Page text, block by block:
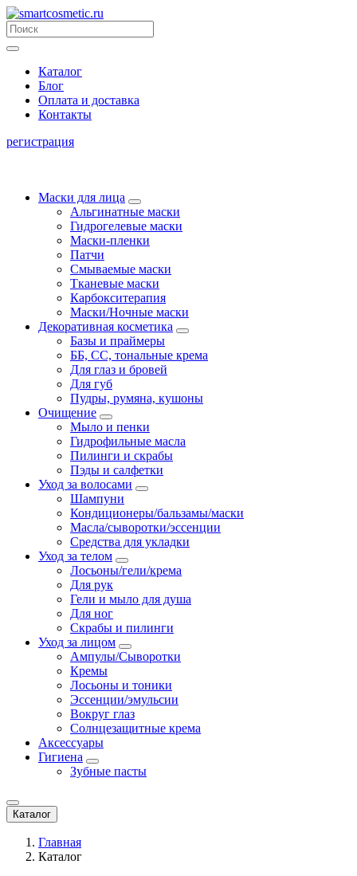
Каталог
Блог
Оплата и доставка
Контакты
регистрация
Маски для лица
Альгинатные маски
Гидрогелевые маски
Маски-пленки
Патчи
Смываемые маски
Тканевые маски
Карбокситерапия
Маски/Ночные маски
Декоративная косметика
Базы и праймеры
ББ, СС, тональные крема
Для глаз и бровей
Для губ
Пудры, румяна, кушоны
Очищение
Мыло и пенки
Гидрофильные масла
Пилинги и скрабы
Пэды и салфетки
Уход за волосами
Шампуни
Кондиционеры/бальзамы/маски
Масла/сыворотки/эссенции
Средства для укладки
Уход за телом
Лосьоны/гели/крема
Для рук
Гели и мыло для душа
Для ног
Скрабы и пилинги
Уход за лицом
Ампулы/Сыворотки
Кремы
Лосьоны и тоники
Эссенции/эмульсии
Вокруг глаз
Солнцезащитные крема
Аксессуары
Гигиена
Зубные пасты
Каталог
Главная
Каталог